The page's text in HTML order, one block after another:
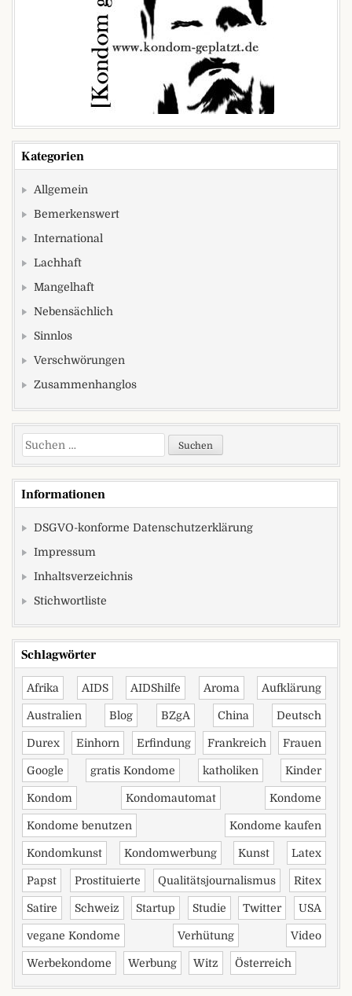
Kategorien
Allgemein
Bemerkenswert
International
Lachhaft
Mangelhaft
Nebensächlich
Sinnlos
Verschwörungen
Zusammenhanglos
Suchen nach:
Informationen
DSGVO-konforme Datenschutzerklärung
Impressum
Inhaltsverzeichnis
Stichwortliste
Schlagwörter
Afrika AIDS AIDShilfe Aroma Aufklärung
Australien Blog BZgA China Deutsch
Durex Einhorn Erfindung Frankreich Frauen
Google gratis Kondome katholiken Kinder
Kondom Kondomautomat Kondome
Kondome benutzen Kondome kaufen
Kondomkunst Kondomwerbung Kunst Latex
Papst Prostituierte Qualitätsjournalismus Ritex
Satire Schweiz Startup Studie Twitter USA
vegane Kondome Verhütung Video
Werbekondome Werbung Witz Österreich